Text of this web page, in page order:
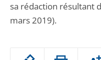
Passer
sa rédaction résultant
mars 2019).